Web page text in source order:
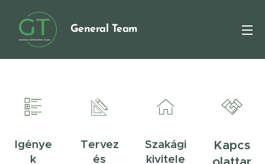
General Team
Igénye
k
Tervez
és
Szakági
kivitele
Kapcs